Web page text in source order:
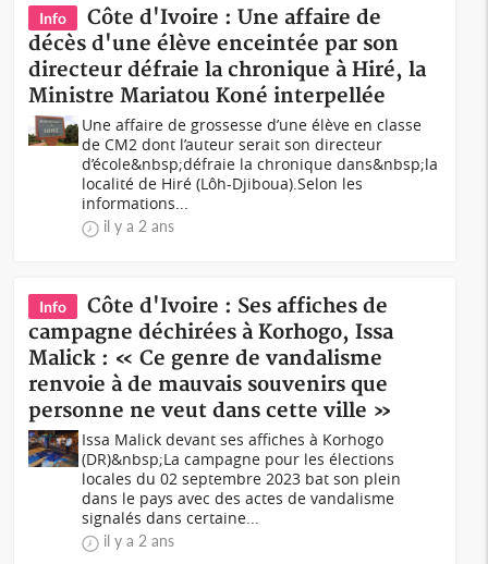
Info
Côte d'Ivoire : Une affaire de
décès d'une élève enceintée par son
directeur défraie la chronique à Hiré, la
Ministre Mariatou Koné interpellée
Une affaire de grossesse d’une élève en classe
de CM2 dont l’auteur serait son directeur
d’école&nbsp;défraie la chronique dans&nbsp;la
localité de Hiré (Lôh-Djiboua).Selon les
informations...
il y a 2 ans
Info
Côte d'Ivoire : Ses affiches de
campagne déchirées à Korhogo, Issa
Malick : « Ce genre de vandalisme
renvoie à de mauvais souvenirs que
personne ne veut dans cette ville »
Issa Malick devant ses affiches à Korhogo
(DR)&nbsp;La campagne pour les élections
locales du 02 septembre 2023 bat son plein
dans le pays avec des actes de vandalisme
signalés dans certaine...
il y a 2 ans